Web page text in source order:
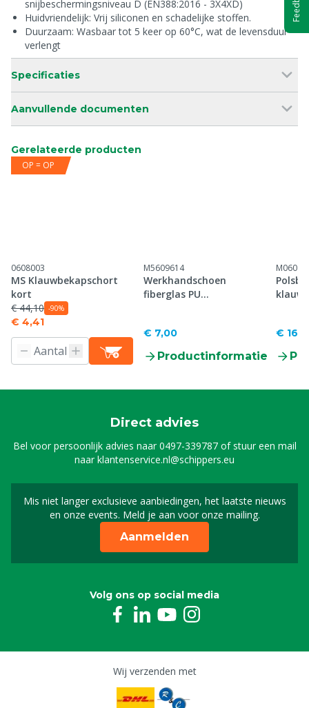
snijbeschermingsniveau D (EN388:2016 - 3X4XD)
Huidvriendelijk: Vrij siliconen en schadelijke stoffen.
Duurzaam: Wasbaar tot 5 keer op 60°C, wat de levensduur
verlengt
Specificaties
Aanvullende documenten
Gerelateerde producten
OP = OP
0608003
MS Klauwbekapschort
kort
€ 44,10 -90%
€ 4,41
M5609614
Werkhandschoen
fiberglas PU
€ 7,00
Productinformatie
€
Direct advies
Bel voor persoonlijk advies naar0497-339787of stuur een mail
naarklantenservice.nl@schippers.eu
Mis niet langer exclusieve aanbiedingen, het laatste nieuws
en onze events. Meld je aan voor onze mailing.
Schrijf je in voor onze
Aanmelden
Volg ons op social media
Wij verzenden met